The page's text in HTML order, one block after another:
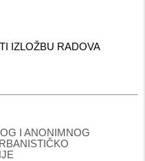
IZLOŽBU RADOVA
I ANONIMNOG